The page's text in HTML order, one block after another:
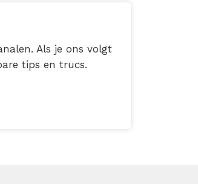
Als je ons volgt
tips en trucs.